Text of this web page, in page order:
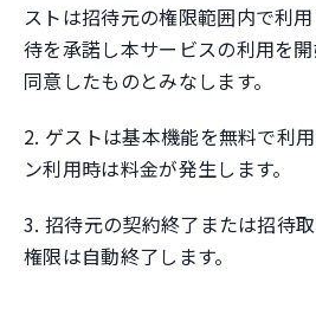
ストは招待元の権限範囲内で利
待を承諾し本サービスの利用を
同意したものとみなします。
2. ゲストは基本機能を無料で利
ン利用時は料金が発生します。
3. 招待元の契約終了または招待
権限は自動終了します。